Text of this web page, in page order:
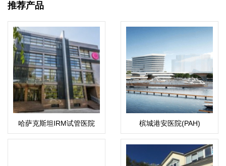
推荐产品
哈萨克斯坦IRM试管医院 槟城港安医院(PAH)